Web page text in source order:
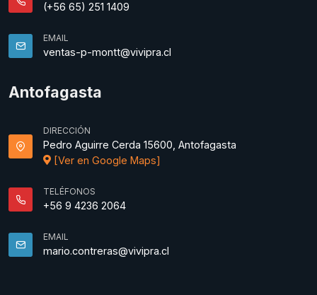
(+56 65) 251 1409
EMAIL
ventas-p-montt@vivipra.cl
Antofagasta
DIRECCIÓN
Pedro Aguirre Cerda 15600, Antofagasta
[Ver en Google Maps]
TELÉFONOS
+56 9 4236 2064
EMAIL
mario.contreras@vivipra.cl